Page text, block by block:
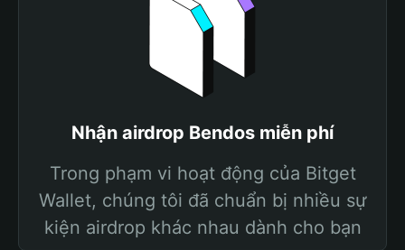
Nhận airdrop Bendos miễn phí
Trong phạm vi hoạt động của Bitget
Wallet, chúng tôi đã chuẩn bị nhiều sự
kiện airdrop khác nhau dành cho bạn